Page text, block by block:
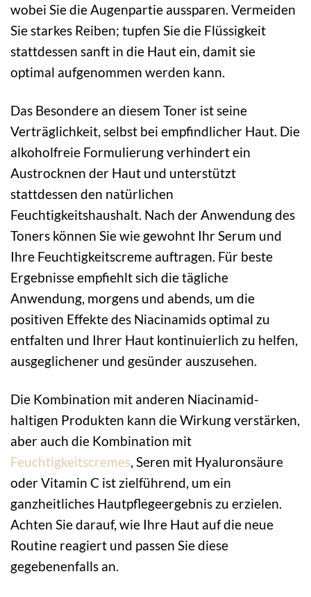
wobei Sie die Augenpartie aussparen. Vermeiden
Sie starkes Reiben; tupfen Sie die Flüssigkeit
stattdessen sanft in die Haut ein, damit sie
optimal aufgenommen werden kann.
Das Besondere an diesem Toner ist seine
Verträglichkeit, selbst bei empfindlicher Haut. Die
alkoholfreie Formulierung verhindert ein
Austrocknen der Haut und unterstützt
stattdessen den natürlichen
Feuchtigkeitshaushalt. Nach der Anwendung des
Toners können Sie wie gewohnt Ihr Serum und
Ihre Feuchtigkeitscreme auftragen. Für beste
Ergebnisse empfiehlt sich die tägliche
Anwendung, morgens und abends, um die
positiven Effekte des Niacinamids optimal zu
entfalten und Ihrer Haut kontinuierlich zu helfen,
ausgeglichener und gesünder auszusehen.
Die Kombination mit anderen Niacinamid-
haltigen Produkten kann die Wirkung verstärken,
aber auch die Kombination mit
Feuchtigkeitscremes, Seren mit Hyaluronsäure
oder Vitamin C ist zielführend, um ein
ganzheitliches Hautpflegeergebnis zu erzielen.
Achten Sie darauf, wie Ihre Haut auf die neue
Routine reagiert und passen Sie diese
gegebenenfalls an.